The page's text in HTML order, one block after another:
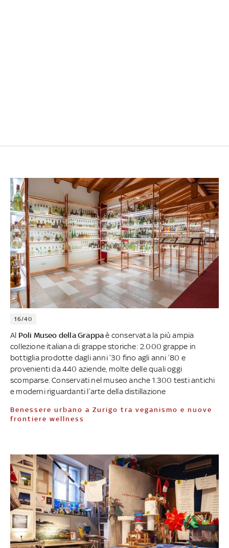
16/40
Al Poli Museo della Grappaè conservata la più ampia
collezione italiana di grappe storiche: 2.000 grappe in
bottiglia prodotte dagli anni ’30 fino agli anni ’80 e
provenienti da 440 aziende, molte delle quali oggi
scomparse. Conservati nel museo anche 1.300 testi antichi
e moderni riguardanti l’arte della distillazione
Benessere urbano a Zurigo tra veganismo e nuove
frontiere wellness